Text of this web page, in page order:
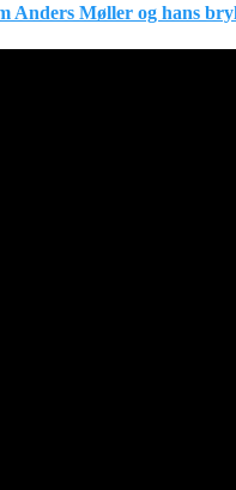
Anders Møller og hans